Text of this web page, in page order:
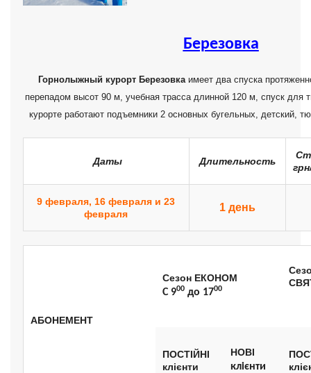
Березовка
Горнолыжный курорт Березовка имеет два спуска
перепадом высот 90 м, учебная трасса длинной 120 м, спуск для
курорте работают подъемники 2 основных бугельных, детский,
Даты Длительность
9 февраля, 16 февраля и 23
февраля
1 день
АБОНЕМЕНТ
Сезон ЕКОНОМ
C 900 до 1700
ПОСТІЙНІ
клієнти
НОВІ
клієнти
кліє